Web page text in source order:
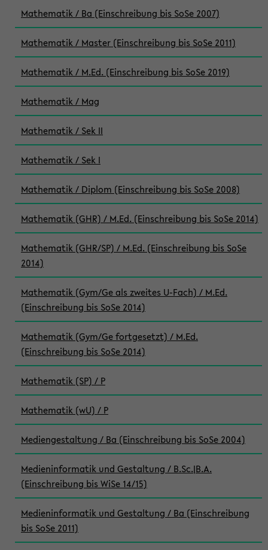
Mathematik / Ba (Einschreibung bis SoSe 2007)
Mathematik / Master (Einschreibung bis SoSe 2011)
Mathematik / M.Ed. (Einschreibung bis SoSe 2019)
Mathematik / Mag
Mathematik / Sek II
Mathematik / Sek I
Mathematik / Diplom (Einschreibung bis SoSe 2008)
Mathematik (GHR) / M.Ed. (Einschreibung bis SoSe 2014)
Mathematik (GHR/SP) / M.Ed. (Einschreibung bis SoSe
2014)
Mathematik (Gym/Ge als zweites U-Fach) / M.Ed.
(Einschreibung bis SoSe 2014)
Mathematik (Gym/Ge fortgesetzt) / M.Ed.
(Einschreibung bis SoSe 2014)
Mathematik (SP) / P
Mathematik (wU) / P
Mediengestaltung / Ba (Einschreibung bis SoSe 2004)
Medieninformatik und Gestaltung / B.Sc.|B.A.
(Einschreibung bis WiSe 14/15)
Medieninformatik und Gestaltung / Ba (Einschreibung
bis SoSe 2011)